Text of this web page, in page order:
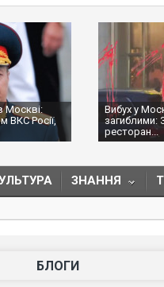
Москві:
ВКС Росії,
Вибух у
загиблими:
ресторан...
ЗНАННЯ
БЛОГИ